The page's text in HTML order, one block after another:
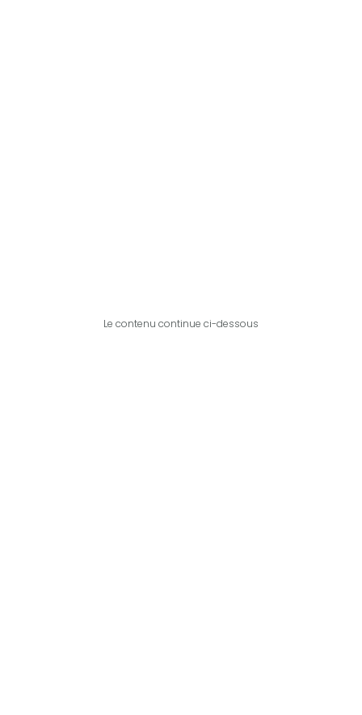
Le contenu continue ci-dessous